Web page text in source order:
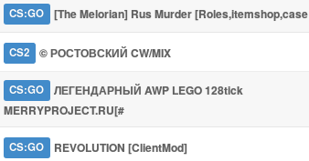
CS:GO [The Melorian] Rus Murder [Roles,itemshop,case
CS2 © РОСТОВСКИЙ CW/MIX
CS:GO
ЛЕГЕНДАРНЫЙ AWP LEGO 128tick
MERRYPROJECT.RU[#
CS:GO REVOLUTION [ClientMod]